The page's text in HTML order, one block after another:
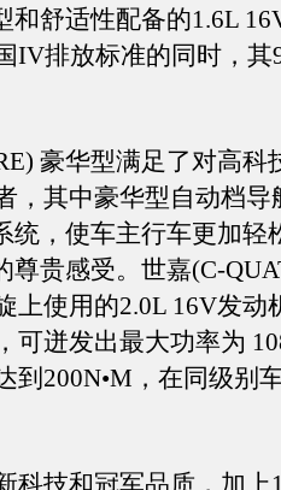
和舒适性配备的1.6L
IV排放标准的同时，
豪华型满足了对高科
，其中豪华型自动档导
统，使车主行车更加轻
尊贵感受。世嘉(C-
上使用的2.0L 16V发动
可迸发出最大功率为
到200N•M，在同级别
技和冠军品质，加上